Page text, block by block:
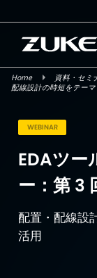
to
content
Home 資料・セミ
配線設計の時短をテー
WEBINAR
EDAツー
ー：第 3
配置・配線設
活用